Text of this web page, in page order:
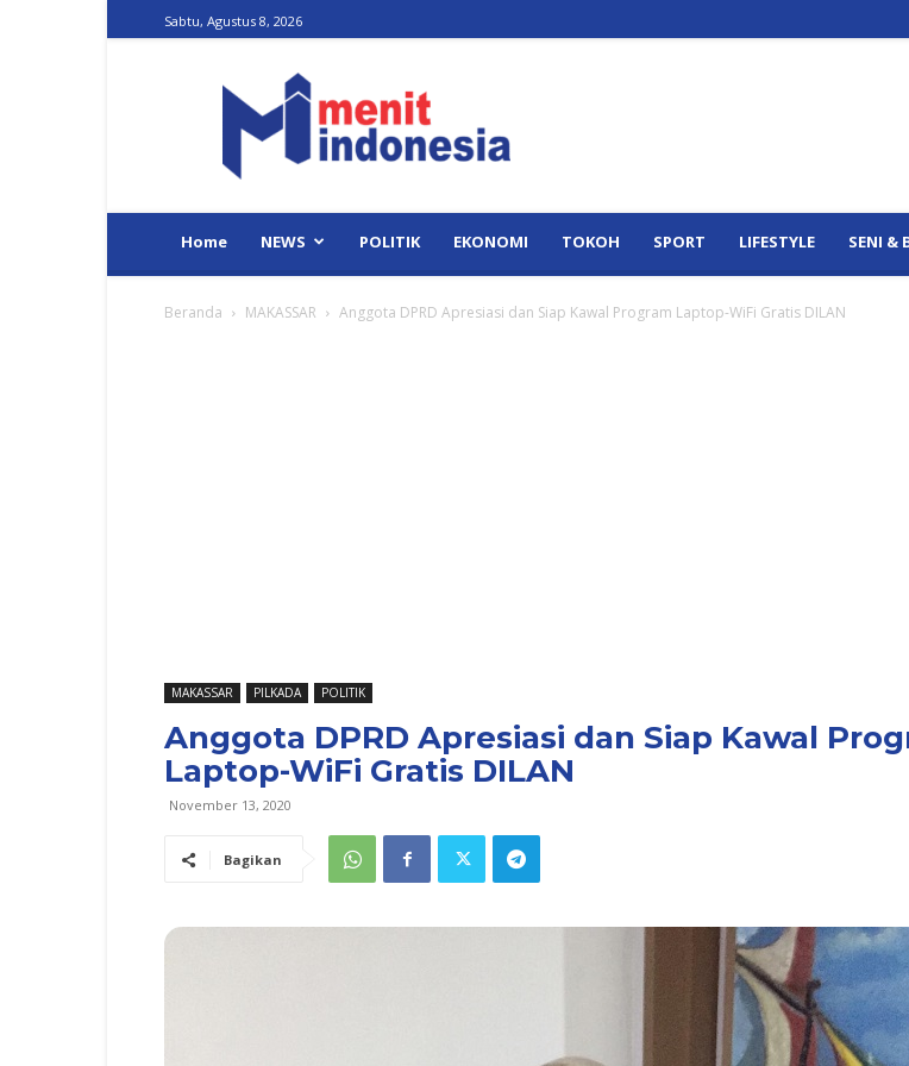
Sabtu, Agustus 8, 2026
Indonesia
Home NEWS POLITIK EKONOMI TOKOH SPORT LIFESTYLE SENI &
Beranda MAKASSAR Anggota DPRD Apresiasi dan Siap Kawal Program Laptop-WiFi Gratis DILAN
MAKASSAR PILKADA POLITIK
Anggota DPRD Apresiasi dan Siap Kawal
Laptop-WiFi Gratis DILAN
November 13, 2020
Bagikan